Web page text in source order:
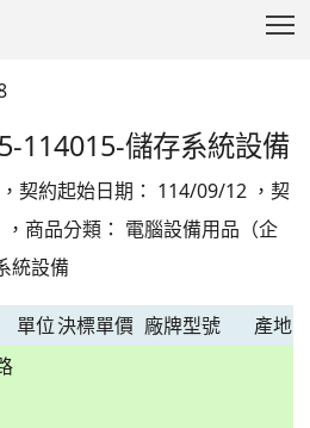
114015-儲存系統設備
契約起始日期： 114/09/12 ，契
商品分類： 電腦設備用品（企
統設備
單位決標單價 廠牌型號 產地